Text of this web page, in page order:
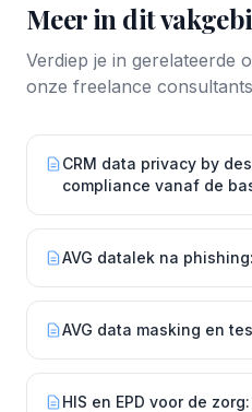
Meer in dit
Verdiep je in gerelateerde
onze freelance
CRM data privacy by
compliance vanaf de
AVG datalek na
AVG data masking en
HIS en EPD voor de